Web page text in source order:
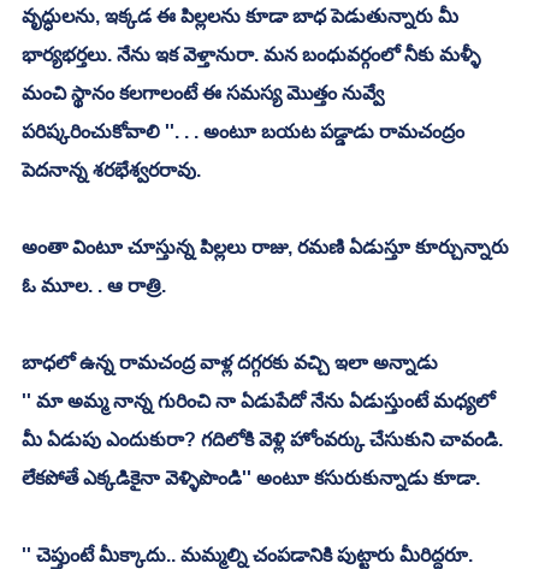
వృద్ధులను, ఇక్కడ ఈ పిల్లలను కూడా బాధ పెడుతున్నారు మీ
భార్యభర్తలు. నేను ఇక వెళ్తానురా. మన బంధువర్గంలో నీకు మళ్ళీ
మంచి స్థానం కలగాలంటే ఈ సమస్య మొత్తం నువ్వే
పరిష్కరించుకోవాలి ''. . . అంటూ బయట పడ్డాడు రామచంద్రం
పెదనాన్న శరభేశ్వరరావు.
అంతా వింటూ చూస్తున్న పిల్లలు రాజు, రమణి ఏడుస్తూ కూర్చున్నారు
ఓ మూల. . ఆ రాత్రి.
బాధలో ఉన్న రామచంద్ర వాళ్ల దగ్గరకు వచ్చి ఇలా అన్నాడు
'' మా అమ్మ నాన్న గురించి నా ఏడుపేదో నేను ఏడుస్తుంటే మధ్యలో
మీ ఏడుపు ఎందుకురా? గదిలోకి వెళ్లి హోంవర్కు చేసుకుని చావండి.
లేకపోతే ఎక్కడికైనా వెళ్ళిపొండి'' అంటూ కసురుకున్నాడు కూడా.
'' చెప్తుంటే మీక్కాదు.. మమ్మల్ని చంపడానికి పుట్టారు మీరిద్దరూ.